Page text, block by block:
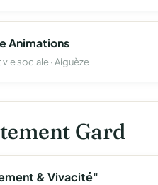
Animations
vie sociale · Aiguèze
Gard
& Vivacité"